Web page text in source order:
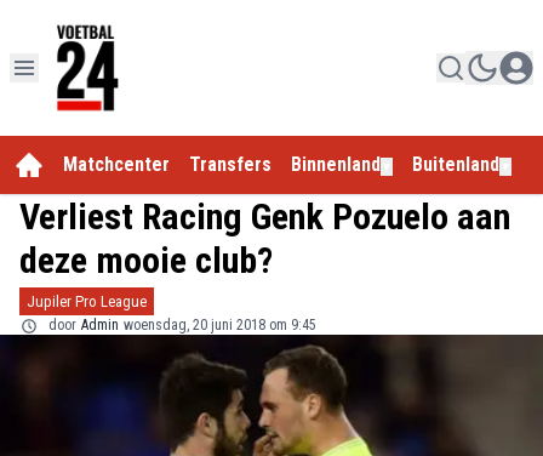
Matchcenter Transfers Binnenland Buitenland
Verliest Racing Genk Pozuelo aan
deze mooie club?
Jupiler Pro League
door Admin woensdag, 20 juni 2018 om 9:45